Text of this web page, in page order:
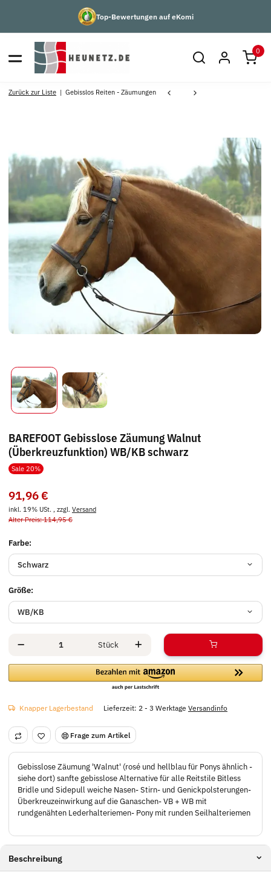
Top-Bewertungen auf eKomi
0
Zurück zur Liste Gebisslos Reiten - Zäumungen
BAREFOOT Gebisslose Zäumung Walnut
(Überkreuzfunktion) WB/KB schwarz
Sale 20%
91,96 €
inkl. 19% USt. , zzgl. Versand
Alter Preis: 114,95 €
Farbe:
Schwarz
Größe:
WB/KB
Stück
Knapper Lagerbestand Lieferzeit: 2 - 3 Werktage Versandinfo
Frage zum Artikel
Gebisslose Zäumung 'Walnut' (rosé und hellblau für Ponys ähnlich -
siehe dort) sanfte gebisslose Alternative für alle Reitstile Bitless
Bridle und Sidepull weiche Nasen- Stirn- und Genickpolsterungen-
Überkreuzeinwirkung auf die Ganaschen- VB + WB mit
rundgenähten Lederhalteriemen- Pony mit runden Seilhalteriemen
Beschreibung